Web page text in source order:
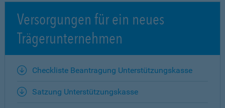
Versorgungen für ein neues
Trägerunternehmen
Checkliste Beantragung Unterstützungskasse
Satzung Unterstützungskasse